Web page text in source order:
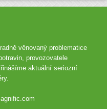
věnovaný problematice
provozovatele
aktuální seriozní